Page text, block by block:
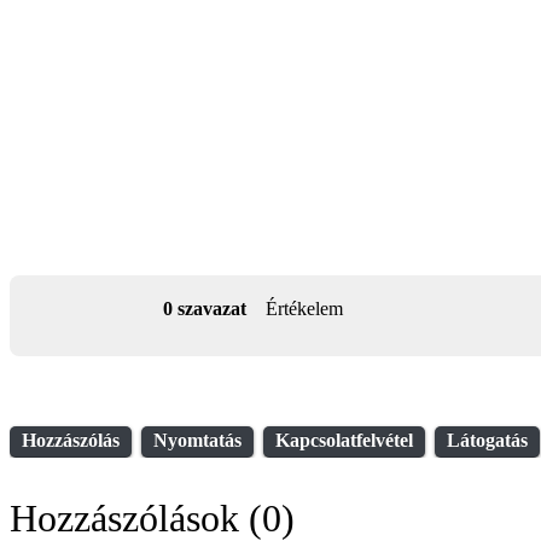
Értékelem
0 szavazat
Hozzászólás Nyomtatás Kapcsolatfelvétel Látogatás
Hozzászólások (0)